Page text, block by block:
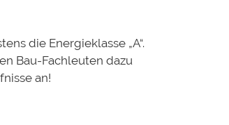
die Energieklasse „A“.
Bau-Fachleuten dazu
an!